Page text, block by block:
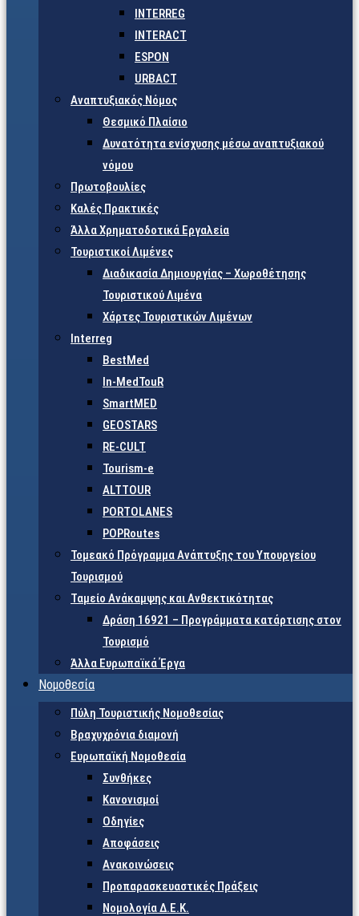
INTERREG
INTERACT
ESPON
URBACT
Αναπτυξιακός Νόμος
Θεσμικό Πλαίσιο
Δυνατότητα ενίσχυσης μέσω αναπτυξιακού
νόμου
Πρωτοβουλίες
Καλές Πρακτικές
Άλλα Χρηματοδοτικά Εργαλεία
Τουριστικοί Λιμένες
Διαδικασία Δημιουργίας – Χωροθέτησης
Τουριστικού Λιμένα
Χάρτες Τουριστικών Λιμένων
Interreg
BestMed
In-MedTouR
SmartMED
GEOSTARS
RE-CULT
Tourism-e
ALTTOUR
PORTOLANES
POPRoutes
Τομεακό Πρόγραμμα Ανάπτυξης του Υπουργείου
Τουρισμού
Ταμείο Ανάκαμψης και Ανθεκτικότητας
Δράση 16921 – Προγράμματα κατάρτισης στον
Τουρισμό
Άλλα Ευρωπαϊκά Έργα
Νομοθεσία
Πύλη Τουριστικής Νομοθεσίας
Βραχυχρόνια διαμονή
Ευρωπαϊκή Νομοθεσία
Συνθήκες
Κανονισμοί
Οδηγίες
Αποφάσεις
Ανακοινώσεις
Προπαρασκευαστικές Πράξεις
Νομολογία Δ.Ε.Κ.